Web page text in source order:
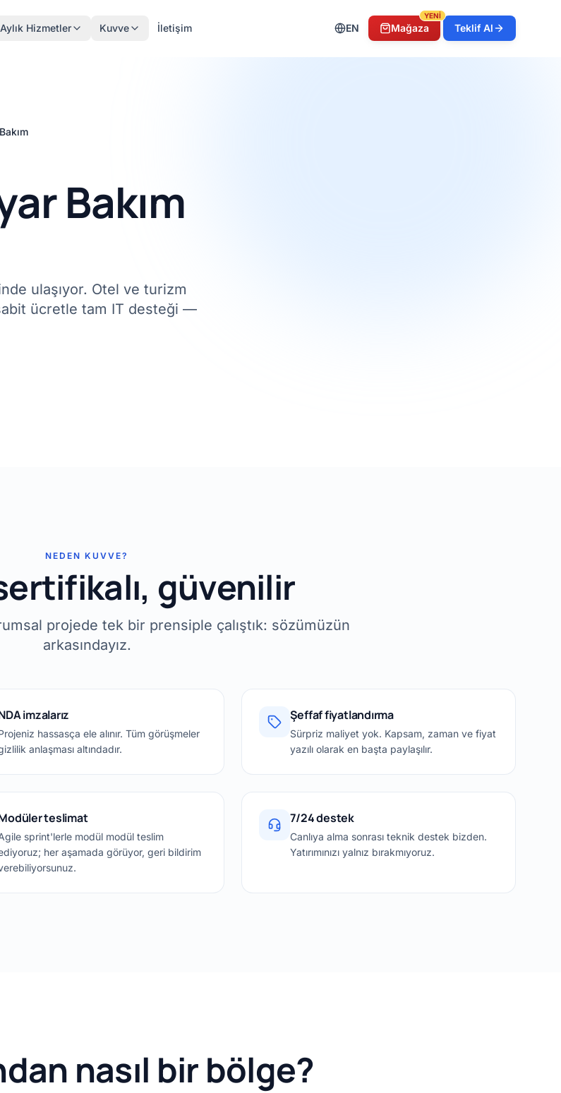
Aylık Hizmetler Kuvve İletişim EN Mağaza
YENİ
Teklif Al
Bakım
ulaşıyor. Otel ve turizm
ücretle tam IT desteği —
NEDEN KUVVE?
güvenilir
projede tek bir prensiple çalıştık: sözümüzün
arkasındayız.
imzalarız
hassasça ele alınır. Tüm görüşmeler
anlaşması altındadır.
Şeffaf fiyatlandırma
Sürpriz maliyet yok. Kapsam, zaman ve fiyat
yazılı olarak en başta paylaşılır.
teslimat
sprint'lerle modül modül teslim
her aşamada görüyor, geri bildirim
7/24 destek
Canlıya alma sonrası teknik destek bizden.
Yatırımınızı yalnız bırakmıyoruz.
nasıl bir bölge?